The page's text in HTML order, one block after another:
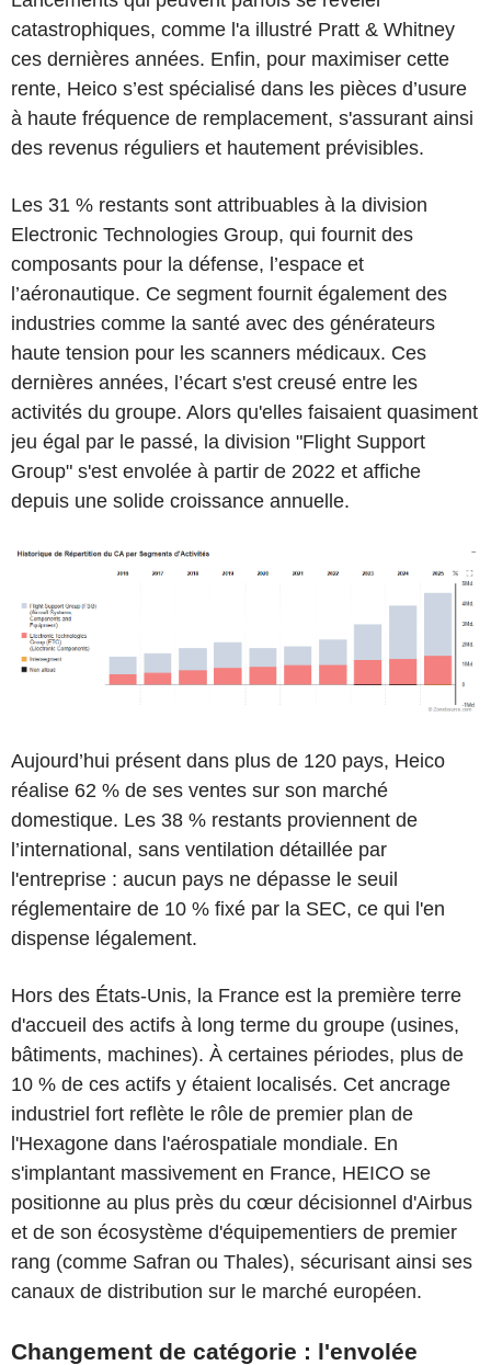
catastrophiques, comme l'a illustré Pratt & Whitney
ces dernières années. Enfin, pour maximiser cette
rente, Heico s’est spécialisé dans les pièces d’usure
à haute fréquence de remplacement, s'assurant ainsi
des revenus réguliers et hautement prévisibles.
Les 31 % restants sont attribuables à la division
Electronic Technologies Group, qui fournit des
composants pour la défense, l’espace et
l’aéronautique. Ce segment fournit également des
industries comme la santé avec des générateurs
haute tension pour les scanners médicaux. Ces
dernières années, l’écart s'est creusé entre les
activités du groupe. Alors qu'elles faisaient quasiment
jeu égal par le passé, la division "Flight Support
Group" s'est envolée à partir de 2022 et affiche
depuis une solide croissance annuelle.
Aujourd’hui présent dans plus de 120 pays, Heico
réalise 62 % de ses ventes sur son marché
domestique. Les 38 % restants proviennent de
l’international, sans ventilation détaillée par
l'entreprise : aucun pays ne dépasse le seuil
réglementaire de 10 % fixé par la SEC, ce qui l'en
dispense légalement.
Hors des États-Unis, la France est la première terre
d'accueil des actifs à long terme du groupe (usines,
bâtiments, machines). À certaines périodes, plus de
10 % de ces actifs y étaient localisés. Cet ancrage
industriel fort reflète le rôle de premier plan de
l'Hexagone dans l'aérospatiale mondiale. En
s'implantant massivement en France, HEICO se
positionne au plus près du cœur décisionnel d'Airbus
et de son écosystème d'équipementiers de premier
rang (comme Safran ou Thales), sécurisant ainsi ses
canaux de distribution sur le marché européen.
Changement de catégorie : l'envolée